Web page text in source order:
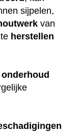
sijpelen,
van
herstellen
onderhoud